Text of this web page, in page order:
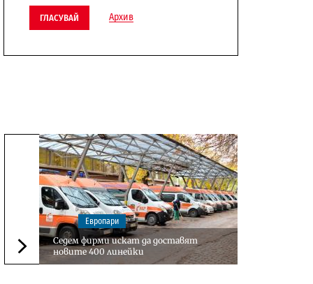
ГЛАСУВАЙ Архив
Следваща новина
Европари
Седем фирми искат да доставят
новите 400 линейки